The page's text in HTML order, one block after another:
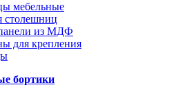
мебельные
столешниц
из МДФ
для крепления
бортики